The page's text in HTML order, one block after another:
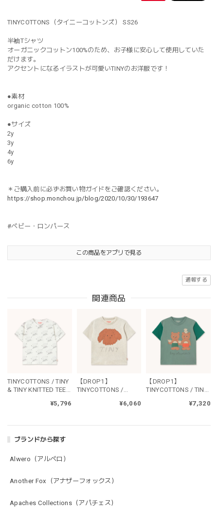
ブランドから探す
Alwero（アルベロ）
Another Fox（アナザーフォックス）
Apaches Collections（アパチェス）
TINYCOTTONS（タイニーコットンズ） SS26
半袖Tシャツ
オーガニックコットン100%のため、お子様に安心して使用していた
だけます。
アクセントになるイラストが可愛いTINYのお洋服です！
●素材
organic cotton 100%
●サイズ
2y
3y
4y
6y
＊ご購入前に必ずお買い物ガイドをご確認ください。
https://shop.monchou.jp/blog/2020/10/30/193647
#ベビー・ロンパース
この商品をアプリで見る
通報する
関連商品
TINYCOTTONS / TINY
& TINY KNITTED TEE -
¥5,796
【DROP1】
TINYCOTTONS /
TEE - cream heather
¥6,060
【DROP1】
TINYCOTTONS / TINY
¥7,320